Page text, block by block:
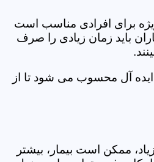
ویژه برای افرادی مناسب است
و بیماران باید زمان زیادی را صرف
داشت. در این شرایط خدمات فیزیوتراپی در منزل منطقه 9 تهران، انتخابی ایده آل محسوب می شود تا از
ممکن است بیمار، بیشتر